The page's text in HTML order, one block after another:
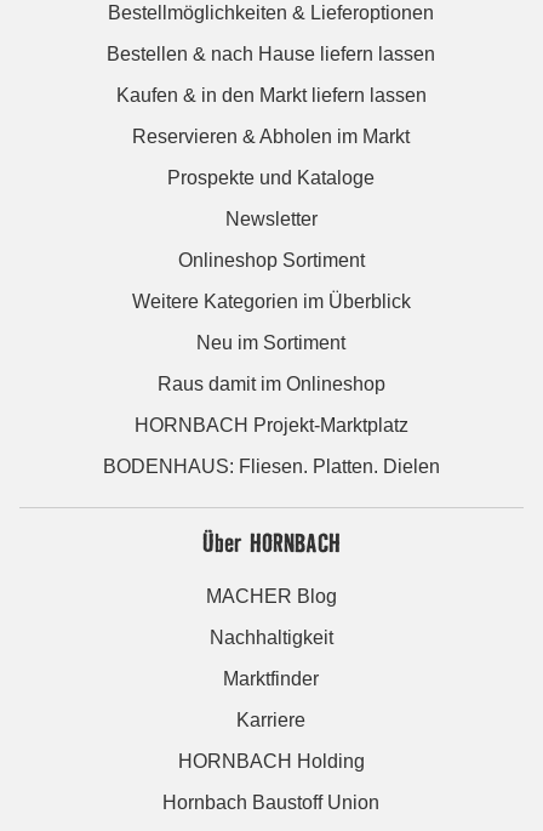
Bestellmöglichkeiten & Lieferoptionen
Bestellen & nach Hause liefern lassen
Kaufen & in den Markt liefern lassen
Reservieren & Abholen im Markt
Prospekte und Kataloge
Newsletter
Onlineshop Sortiment
Weitere Kategorien im Überblick
Neu im Sortiment
Raus damit im Onlineshop
HORNBACH Projekt-Marktplatz
BODENHAUS: Fliesen. Platten. Dielen
Über HORNBACH
MACHER Blog
Nachhaltigkeit
Marktfinder
Karriere
HORNBACH Holding
Hornbach Baustoff Union